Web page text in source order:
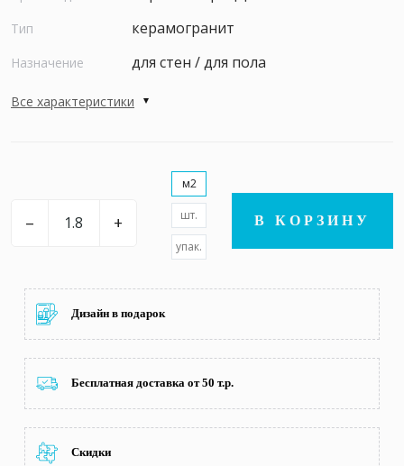
Тип керамогранит
Назначение для стен / для пола
Все характеристики
– +
м2
шт.
упак.
В КОРЗИНУ
Дизайн в подарок
Бесплатная доставка от 50 т.р.
Скидки